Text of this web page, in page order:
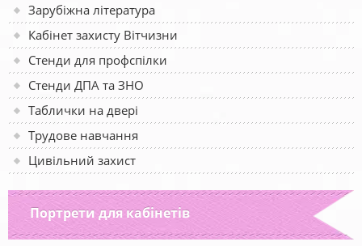
Зарубіжна література
Кабінет захисту Вітчизни
Стенди для профспілки
Стенди ДПА та ЗНО
Таблички на двері
Трудове навчання
Цивільний захист
Портрети для кабінетів